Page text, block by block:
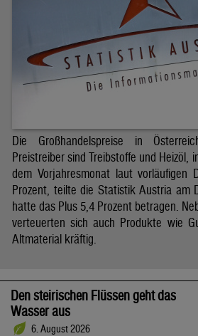
Die Großhandelspreise in
Preistreiber sind Treibstoffe und Heizöl,
dem Vorjahresmonat laut vorläufigen
Prozent, teilte die Statistik Austria am
hatte das Plus 5,4 Prozent betragen.
verteuerten sich auch Produkte wie
Altmaterial kräftig.
Den steirischen Flüssen geht das
Wasser aus
6. August 2026